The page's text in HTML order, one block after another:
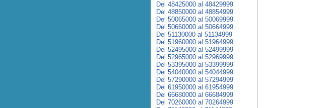
Del 48425000 al 48429999
Del 48850000 al 48854999
Del 50065000 al 50069999
Del 50660000 al 50664999
Del 51130000 al 51134999
Del 51960000 al 51964999
Del 52495000 al 52499999
Del 52965000 al 52969999
Del 53395000 al 53399999
Del 54040000 al 54044999
Del 57290000 al 57294999
Del 61950000 al 61954999
Del 66680000 al 66684999
Del 70260000 al 70264999